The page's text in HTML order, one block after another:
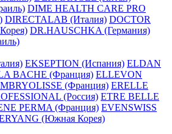
DIME HEALTH CARE PRO
DIRECTALAB (Италия) DOCTOR
DR.HAUSCHKA (Германия)
EKSEPTION (Испания) ELDAN
BACHE (Франция) ELLEVON
(Франция) ERELLE
(Россия) ETRE BELLE
PERMA (Франция) EVENSWISS
(Южная Корея)